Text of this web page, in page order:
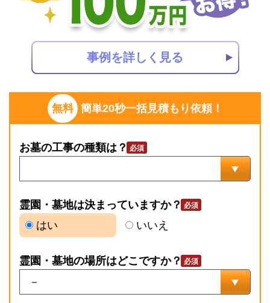
無料 簡単20秒一括見積もり依頼！
お墓の工事の種類は？
霊園・墓地は決まっていますか？
はい
いいえ
霊園・墓地の場所はどこですか？
事例を詳しく見る